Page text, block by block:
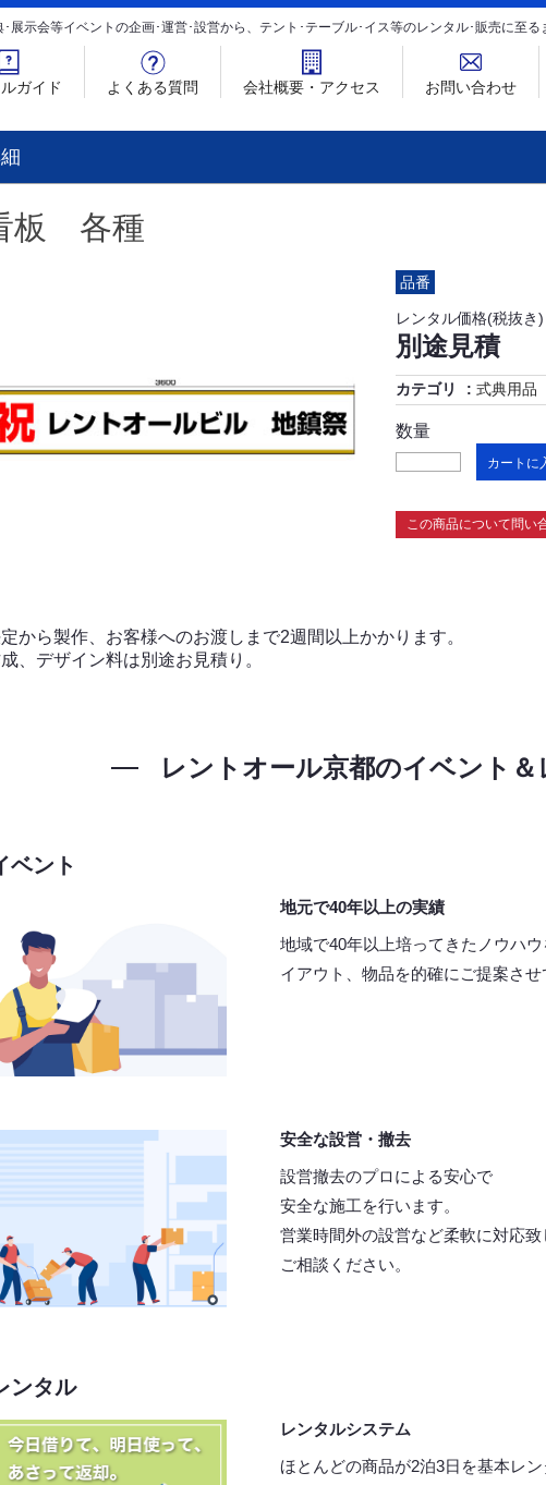
･展示会等イベントの企画･運営･設営から、テント･テーブル･イス等のレンタル･販売に至
ガイド よくある質問 会社概要・アクセス お問い合わせ
板 各種
品番
レンタル価格(税抜き)
別途見積
カテゴリ 式典用品
数量
カートに
この商品について問い
から製作、お客様へのお渡しまで2週間以上かかります。
、デザイン料は別途お見積り。
レントオール京都のイベント＆
ベント
地元で40年以上の実績
地域で40年以上培ってきたノウハ
イアウト、物品を的確にご提案させ
安全な設営・撤去
設営撤去のプロによる安心で
安全な施工を行います。
営業時間外の設営など柔軟に対応
ご相談ください。
ンタル
レンタルシステム
ほとんどの商品が2泊3日を基本レ